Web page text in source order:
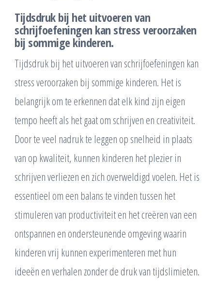
Tijdsdruk bij het uitvoeren van
schrijfoefeningen kan stress veroorzaken
bij sommige kinderen.
Tijdsdruk bij het uitvoeren van schrijfoefeningen kan
stress veroorzaken bij sommige kinderen. Het is
belangrijk om te erkennen dat elk kind zijn eigen
tempo heeft als het gaat om schrijven en creativiteit.
Door te veel nadruk te leggen op snelheid in plaats
van op kwaliteit, kunnen kinderen het plezier in
schrijven verliezen en zich overweldigd voelen. Het is
essentieel om een balans te vinden tussen het
stimuleren van productiviteit en het creëren van een
ontspannen en ondersteunende omgeving waarin
kinderen vrij kunnen experimenteren met hun
ideeën en verhalen zonder de druk van tijdslimieten.